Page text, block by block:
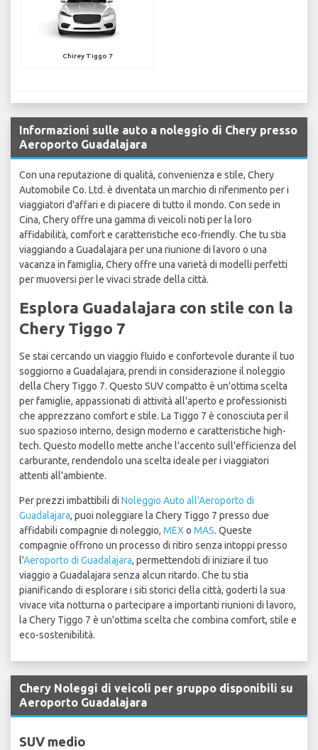
Chirey Tiggo 7
Informazioni sulle auto a noleggio di Chery presso
Aeroporto Guadalajara
Con una reputazione di qualità, convenienza e stile, Chery
Automobile Co. Ltd. è diventata un marchio di riferimento per i
viaggiatori d'affari e di piacere di tutto il mondo. Con sede in
Cina, Chery offre una gamma di veicoli noti per la loro
affidabilità, comfort e caratteristiche eco-friendly. Che tu stia
viaggiando a Guadalajara per una riunione di lavoro o una
vacanza in famiglia, Chery offre una varietà di modelli perfetti
per muoversi per le vivaci strade della città.
Esplora Guadalajara con stile con la
Chery Tiggo 7
Se stai cercando un viaggio fluido e confortevole durante il tuo
soggiorno a Guadalajara, prendi in considerazione il noleggio
della Chery Tiggo 7. Questo SUV compatto è un'ottima scelta
per famiglie, appassionati di attività all'aperto e professionisti
che apprezzano comfort e stile. La Tiggo 7 è conosciuta per il
suo spazioso interno, design moderno e caratteristiche high-
tech. Questo modello mette anche l'accento sull'efficienza del
carburante, rendendolo una scelta ideale per i viaggiatori
attenti all'ambiente.
Per prezzi imbattibili di Noleggio Auto all'Aeroporto di
Guadalajara, puoi noleggiare la Chery Tiggo 7 presso due
affidabili compagnie di noleggio, MEX o MAS. Queste
compagnie offrono un processo di ritiro senza intoppi presso
l'Aeroporto di Guadalajara, permettendoti di iniziare il tuo
viaggio a Guadalajara senza alcun ritardo. Che tu stia
pianificando di esplorare i siti storici della città, goderti la sua
vivace vita notturna o partecipare a importanti riunioni di lavoro,
la Chery Tiggo 7 è un'ottima scelta che combina comfort, stile e
eco-sostenibilità.
Chery Noleggi di veicoli per gruppo disponibili su
Aeroporto Guadalajara
SUV medio